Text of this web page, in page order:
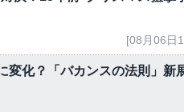
[08月06日
変化？「バカンスの法則」新